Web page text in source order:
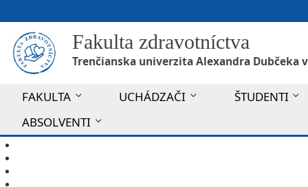
Fakulta zdravotníctva
Trenčianska univerzita Alexandra Dubčeka
FAKULTA UCHÁDZAČI
ŠTUDENTI
ABSOLVENTI